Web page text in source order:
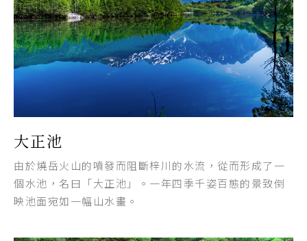
大正池
由於燒岳火山的噴發而阻斷梓川的水流，從而形成了一
個水池，名曰「大正池」。一年四季千姿百態的景致倒
映池面宛如一幅山水畫。